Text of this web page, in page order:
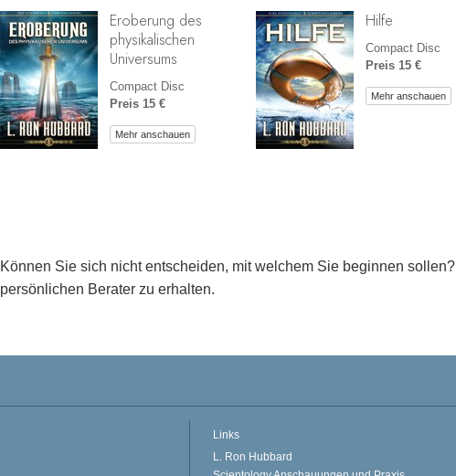
Eroberung des
physikalischen
Universums
Compact Disc
Preis 15 €
Mehr anschauen
Hilfe
Compact Disc
Preis 15 €
Mehr anschauen
Können Sie sich nicht entscheiden, mit welchem Sie beginnen sollen?
persönlichen Berater zu erhalten.
Links
L. Ron Hubbard